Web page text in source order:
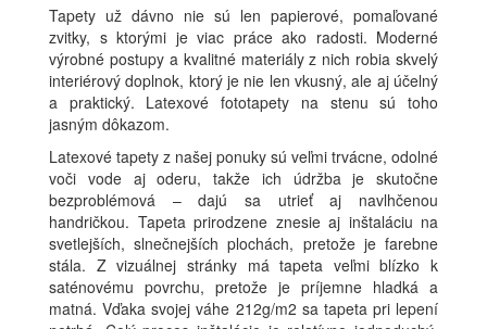
Tapety už dávno nie sú len papierové, pomaľované
zvitky, s ktorými je viac práce ako radosti. Moderné
výrobné postupy a kvalitné materiály z nich robia skvelý
interiérový doplnok, ktorý je nie len vkusný, ale aj účelný
a praktický. Latexové fototapety na stenu sú toho
jasným dôkazom.
Latexové tapety z našej ponuky sú veľmi trvácne, odolné
voči vode aj oderu, takže ich údržba je skutočne
bezproblémová – dajú sa utrieť aj navlhčenou
handričkou. Tapeta prirodzene znesie aj inštaláciu na
svetlejších, slnečnejších plochách, pretože je farebne
stála. Z vizuálnej stránky má tapeta veľmi blízko k
saténovému povrchu, pretože je príjemne hladká a
matná. Vďaka svojej váhe 212g/m2 sa tapeta pri lepení